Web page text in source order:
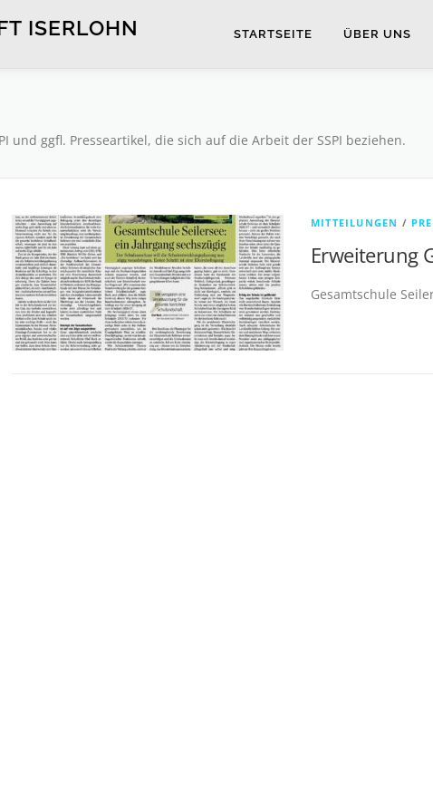
ISERLOHN STARTSEITE ÜBER UNS
und ggfl. Presseartikel, die sich auf die Arbeit der SSPI beziehen.
MITTEILUNGEN /
Erweiterung
Gesamtschule